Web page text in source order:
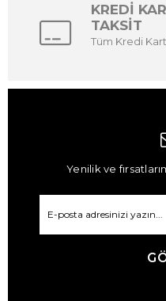
KREDİ
TAKSİT
Tüm Kredi
Yenilik ve